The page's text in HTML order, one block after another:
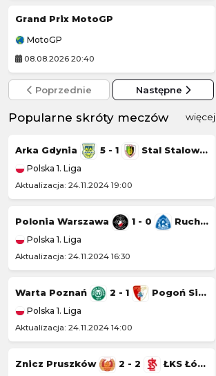
Grand Prix MotoGP
MotoGP
08.08.2026 20:40
Poprzednie Następne
Popularne skróty meczów więcej
Arka Gdynia 5 - 1 Stal Stalowa Wola
Polska 1. Liga
Aktualizacja: 24.11.2024 19:00
Polonia Warszawa 1 - 0 Ruch Chorzów
Polska 1. Liga
Aktualizacja: 24.11.2024 16:30
Warta Poznań 2 - 1 Pogoń Siedlce
Polska 1. Liga
Aktualizacja: 24.11.2024 14:00
Znicz Pruszków 2 - 2 ŁKS Łódź